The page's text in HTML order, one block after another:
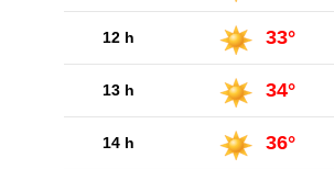
12 h 33°
13 h 34°
14 h 36°